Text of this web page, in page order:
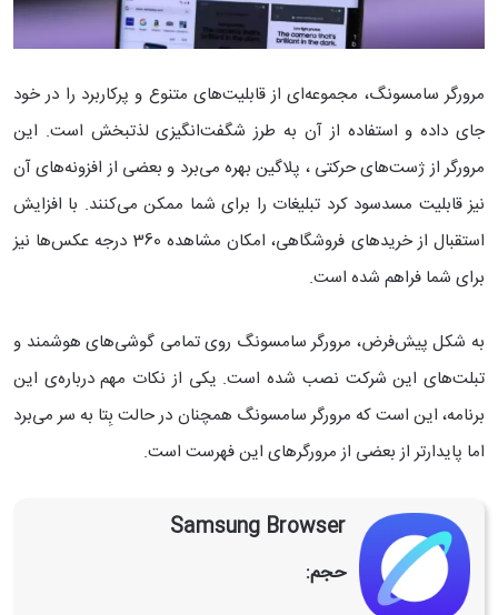
مرورگر سامسونگ، مجموعه‌ای از قابلیت‌های متنوع و پرکاربرد را در خود
جای داده و استفاده از آن به طرز شگفت‌انگیزی لذتبخش است. این
مرورگر از ژست‌های حرکتی ، پلاگین بهره می‌برد و بعضی از افزونه‌های آن
نیز قابلیت مسدسود کرد تبلیغات را برای شما ممکن می‌کنند. با افزایش
استقبال از خرید‌های فروشگاهی، امکان مشاهده 360 درجه عکس‌ها نیز
برای شما فراهم شده است.
به شکل پیش‌فرض، مرورگر سامسونگ روی تمامی گوشی‌های هوشمند و
تبلت‌های این شرکت نصب شده است. یکی از نکات مهم درباره‌ی این
برنامه، این است که مرورگر سامسونگ همچنان در حالت بِتا به سر می‌برد
اما پایدارتر از بعضی از مرورگرهای این فهرست است.
Samsung Browser
حجم: